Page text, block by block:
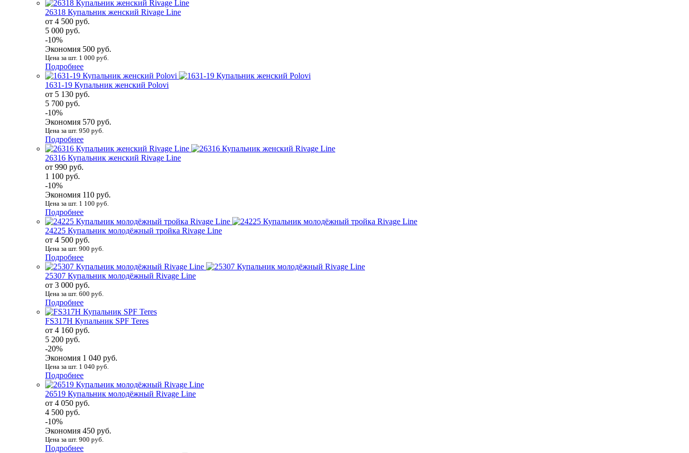
26318 Купальник женский Rivage Line
от 4 500 руб.
5 000 руб.
-10%
Экономия 500 руб.
Цена за шт. 1 000 руб.
Подробнее
1631-19 Купальник женский Polovi
от 5 130 руб.
5 700 руб.
-10%
Экономия 570 руб.
Цена за шт. 950 руб.
Подробнее
26316 Купальник женский Rivage Line
от 990 руб.
1 100 руб.
-10%
Экономия 110 руб.
Цена за шт. 1 100 руб.
Подробнее
24225 Купальник молодёжный тройка Rivage Line
от 4 500 руб.
Цена за шт. 900 руб.
Подробнее
25307 Купальник молодёжный Rivage Line
от 3 000 руб.
Цена за шт. 600 руб.
Подробнее
FS317Н Купальник SPF Teres
от 4 160 руб.
5 200 руб.
-20%
Экономия 1 040 руб.
Цена за шт. 1 040 руб.
Подробнее
26519 Купальник молодёжный Rivage Line
от 4 050 руб.
4 500 руб.
-10%
Экономия 450 руб.
Цена за шт. 900 руб.
Подробнее